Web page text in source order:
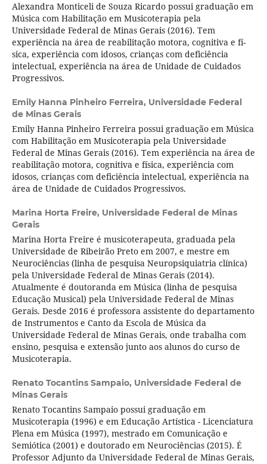
Alexandra Monticeli de Souza Ricardo possui graduação em
Música com Habilitação em Musicoterapia pela
Universidade Federal de Minas Gerais (2016). Tem
experiência na área de reabilitação motora, cognitiva e fí­
sica, experiência com idosos, crianças com deficiência
intelectual, experiência na área de Unidade de Cuidados
Progressivos.
Emily Hanna Pinheiro Ferreira, Universidade Federal
de Minas Gerais
Emily Hanna Pinheiro Ferreira possui graduação em Música
com Habilitação em Musicoterapia pela Universidade
Federal de Minas Gerais (2016). Tem experiência na área de
reabilitação motora, cognitiva e fí­sica, experiência com
idosos, crianças com deficiência intelectual, experiência na
área de Unidade de Cuidados Progressivos.
Marina Horta Freire, Universidade Federal de Minas
Gerais
Marina Horta Freire é musicoterapeuta, graduada pela
Universidade de Ribeirão Preto em 2007, e mestre em
Neurociências (linha de pesquisa Neuropsiquiatria clí­nica)
pela Universidade Federal de Minas Gerais (2014).
Atualmente é doutoranda em Música (linha de pesquisa
Educação Musical) pela Universidade Federal de Minas
Gerais. Desde 2016 é professora assistente do departamento
de Instrumentos e Canto da Escola de Música da
Universidade Federal de Minas Gerais, onde trabalha com
ensino, pesquisa e extensão junto aos alunos do curso de
Musicoterapia.
Renato Tocantins Sampaio, Universidade Federal de
Minas Gerais
Renato Tocantins Sampaio possui graduação em
Musicoterapia (1996) e em Educação Artí­stica - Licenciatura
Plena em Música (1997), mestrado em Comunicação e
Semiótica (2001) e doutorado em Neurociências (2015). É
Professor Adjunto da Universidade Federal de Minas Gerais,